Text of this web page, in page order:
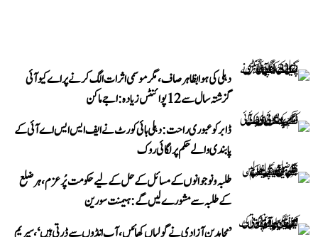
دہلی کی ہوا بظاہر صاف، مگر موسمی اثرات الگ کرنے پر اے کیو آئی
گزشتہ سال سے 12 پوائنٹس زیادہ: اجے ماکن
ڈابر کو عبوری راحت: دہلی ہائی کورٹ نے ایف ایس ایس اے آئی کے
پابندی والے حکم پر لگائی روک
طلبہ و نوجوانوں کے مسائل کے حل کے لیے حکومت پُرعزم، ہر ضلع
کے طلبہ سے مشورے لیں گے: ہیمنت سورین